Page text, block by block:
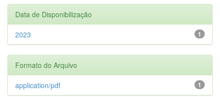
Data de Disponibilização
1
2023
Formato do Arquivo
1
application/pdf